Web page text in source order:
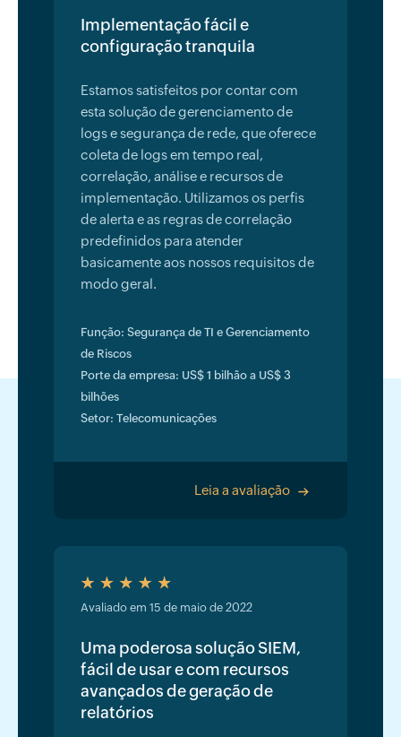
Implementação fácil e
configuração tranquila
Estamos satisfeitos por contar com
esta solução de gerenciamento de
logs e segurança de rede, que oferece
coleta de logs em tempo real,
correlação, análise e recursos de
implementação. Utilizamos os perfis
de alerta e as regras de correlação
predefinidos para atender
basicamente aos nossos requisitos de
modo geral.
Função: Segurança de TI e Gerenciamento
de Riscos
Porte da empresa: US$ 1 bilhão a US$ 3
bilhões
Setor: Telecomunicações
Leia a avaliação >
Avaliado em 15 de maio de 2022
Uma poderosa solução SIEM,
fácil de usar e com recursos
avançados de geração de
relatórios